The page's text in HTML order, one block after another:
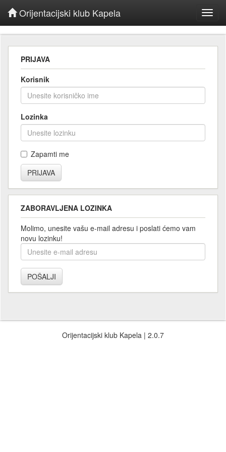
Orijentacijski klub Kapela
PRIJAVA
Korisnik
Lozinka
Zapamti me
ZABORAVLJENA LOZINKA
Molimo, unesite vašu e-mail adresu i poslati ćemo vam
novu lozinku!
Orijentacijski klub Kapela | 2.0.7